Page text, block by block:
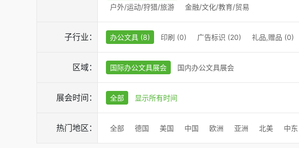
户外/运动/狩猎/旅游
金融/文化/教育/贸易
子行业： 办公文具 (8) 印刷 (0) 广告标识 (20) 礼品,赠品 (0)
区域： 国际办公文具展会 国内办公文具展会
展会时间： 全部 显示所有时间
热门地区： 全部 德国 美国 中国 欧洲 亚洲 北美 中东